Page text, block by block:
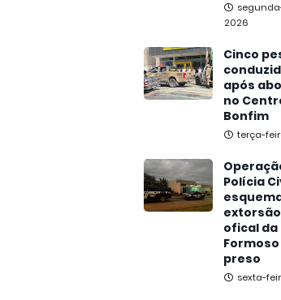
2026
Cinco
após
no
Bonfim
terça-
Polícia
ofical da
preso
sexta-